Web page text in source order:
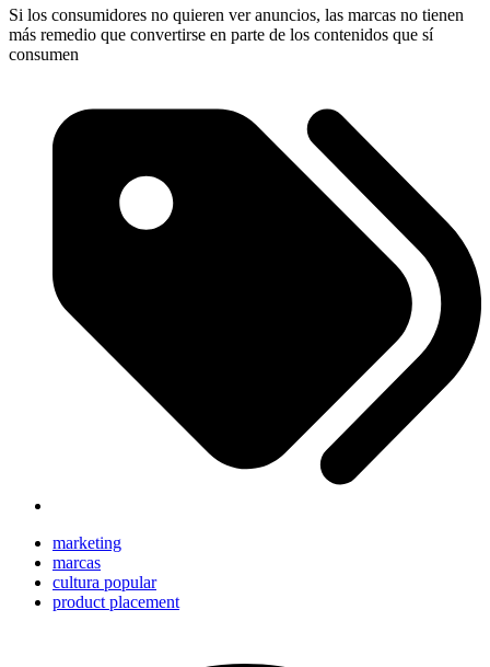
Si los consumidores no quieren ver anuncios, las marcas no tienen
más remedio que convertirse en parte de los contenidos que sí
consumen
marketing
marcas
cultura popular
product placement